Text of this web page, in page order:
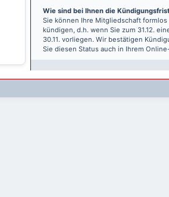
Wie sind bei Ihnen die
Sie können Ihre Mitgliedschaft
kündigen, d.h. wenn Sie zum 31.12.
30.11. vorliegen. Wir bestätigen
Sie diesen Status auch in Ihrem